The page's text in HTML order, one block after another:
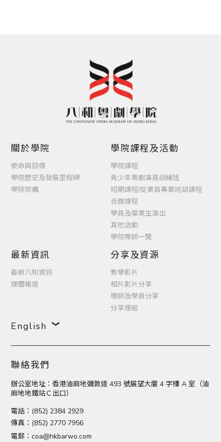
關於學院
使命與目標
學院歷史及發展里程碑
學院架構
學院課程及活動
學院課程
青少年粵劇演員訓練班
短期課程/從業員專業培訓課程
合辦課程
學員及畢業生演出
其他活動
學院導師一覽
最新資訊
最新八和資訊
媒體報道
分享及資源
教學影片
相片影片分享
導師及學員分享
分享連結
English
聯絡我們
辦公室地址：香港油麻地彌敦道 493 號展望大廈 4 字樓 A 室（油
麻地地鐵站Ｃ出口）
電話：(852) 2384 2929
傳真：(852) 2770 7956
電郵： coa@hkbarwo.com